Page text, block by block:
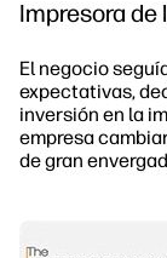
Impresora de
El negocio
expectativas,
inversión en la
empresa
de gran